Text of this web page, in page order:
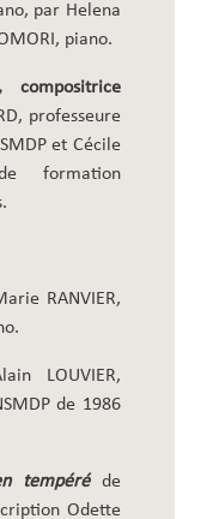
par Helena
piano.
compositrice
professeure
et Cécile
formation
RANVIER,
LOUVIER,
de 1986
tempéré
de
Odette